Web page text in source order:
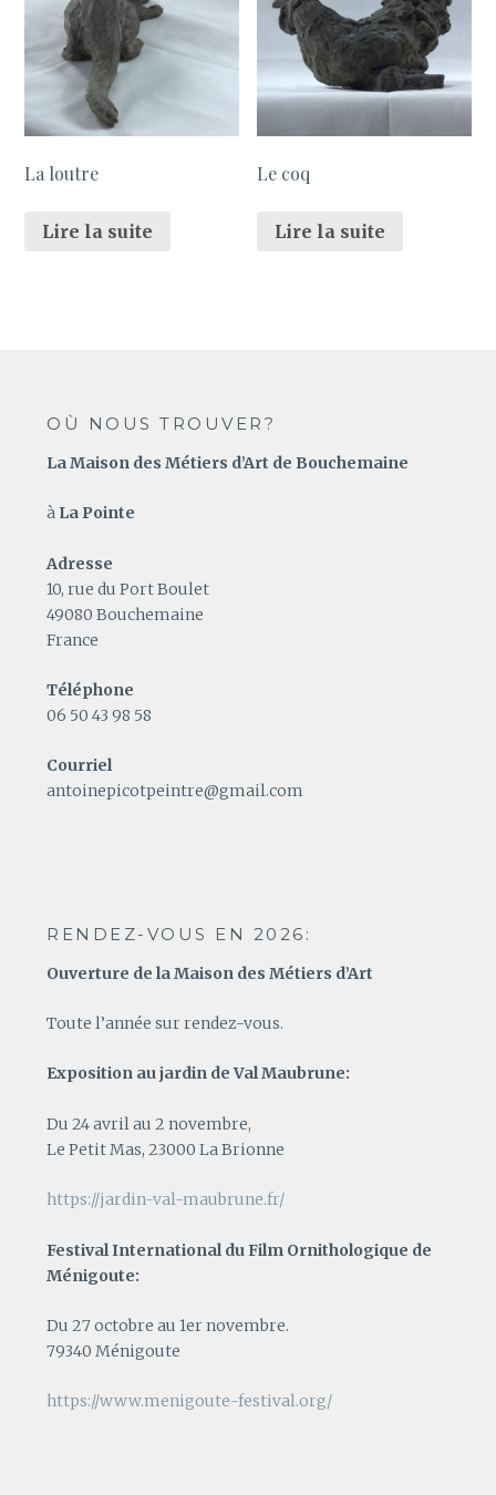
La loutre
Lire la suite
Le coq
Lire la suite
OÙ NOUS TROUVER?
La Maison des Métiers d’Art de Bouchemaine
à La Pointe
Adresse
10, rue du Port Boulet
49080 Bouchemaine
France
Téléphone
06 50 43 98 58
Courriel
antoinepicotpeintre@gmail.com
RENDEZ-VOUS EN 2026:
Ouverture de la Maison des Métiers d’Art
Toute l’année sur rendez-vous.
Exposition au jardin de Val Maubrune:
Du 24 avril au 2 novembre,
Le Petit Mas, 23000 La Brionne
https://jardin-val-maubrune.fr/
Festival International du Film Ornithologique de
Ménigoute:
Du 27 octobre au 1er novembre.
79340 Ménigoute
https://www.menigoute-festival.org/